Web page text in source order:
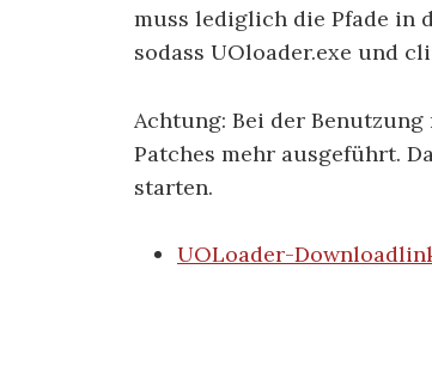
muss lediglich die Pfade in
sodass UOloader.exe und
Achtung: Bei der
Patches mehr ausgeführt.
starten.
UOLoader-